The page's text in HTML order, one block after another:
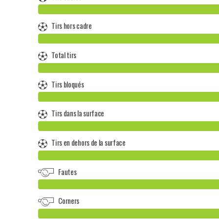
Tirs hors cadre
Total tirs
Tirs bloqués
Tirs dans la surface
Tirs en dehors de la surface
Fautes
Corners